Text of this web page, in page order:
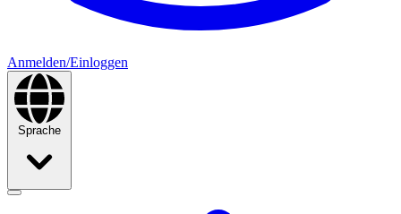
Anmelden/Einloggen
Sprache